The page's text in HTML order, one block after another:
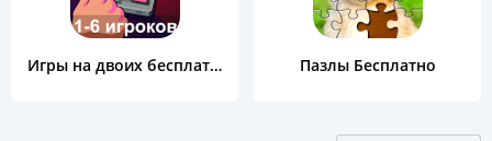
Игры на двоих бесплатно Пазлы Бесплатно